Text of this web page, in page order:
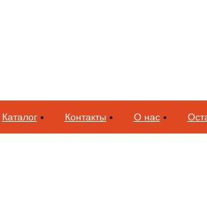
Каталог Контакты О нас